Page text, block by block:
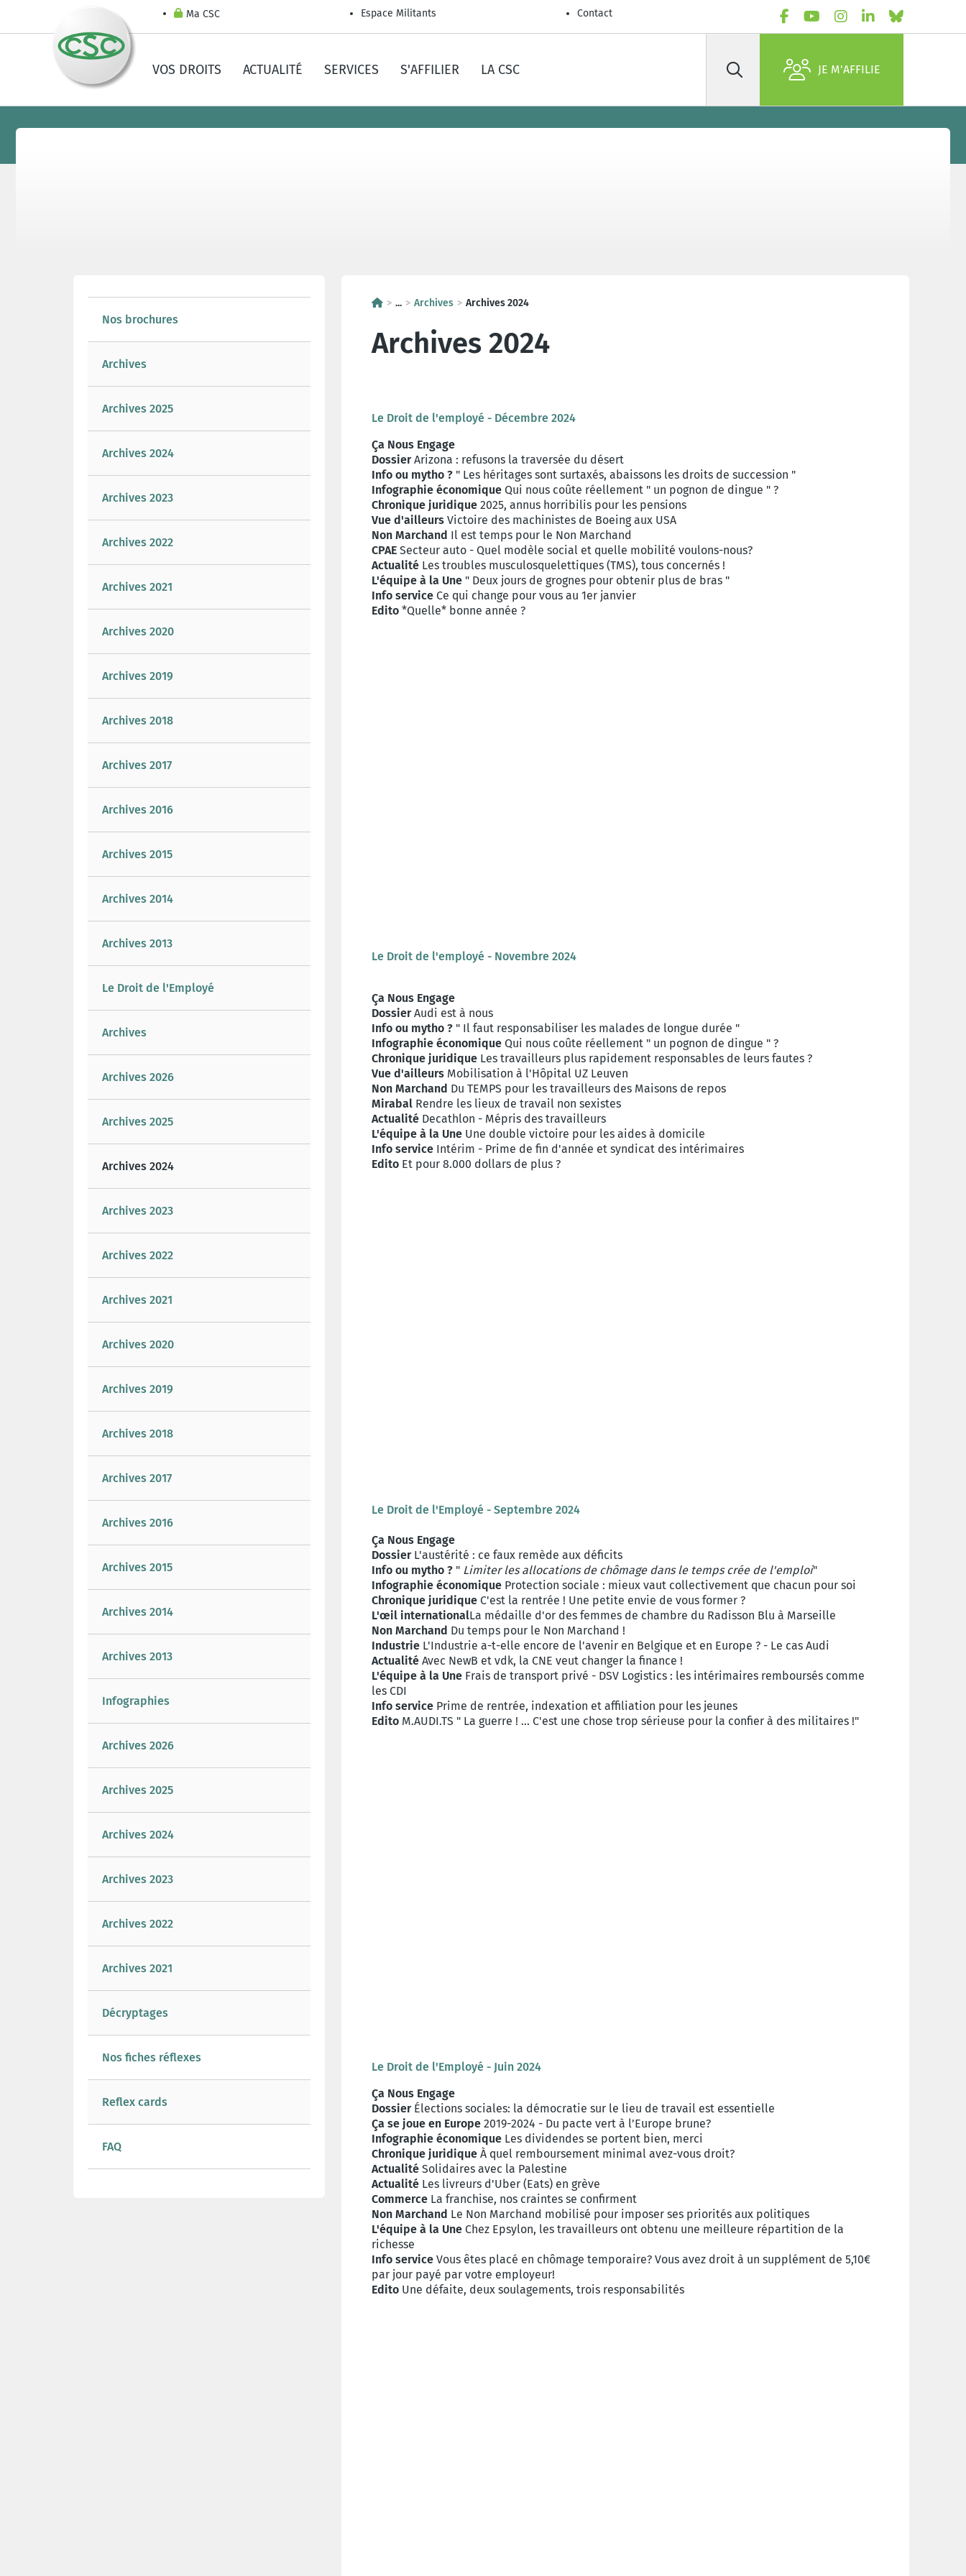
Ma CSC Espace Militants Contact
VOS DROITS ACTUALITÉ SERVICES S'AFFILIER LA CSC Rechercher JE M'AFFILIE
Nos brochures
Archives
Archives 2025
Archives 2024
Archives 2023
Archives 2022
Archives 2021
Archives 2020
Archives 2019
Archives 2018
Archives 2017
Archives 2016
Archives 2015
Archives 2014
Archives 2013
Le Droit de l'Employé
Archives
Archives 2026
Archives 2025
Archives 2024
Archives 2023
Archives 2022
Archives 2021
Archives 2020
Archives 2019
Archives 2018
Archives 2017
Archives 2016
Archives 2015
Archives 2014
Archives 2013
Infographies
Archives 2026
Archives 2025
Archives 2024
Archives 2023
Archives 2022
Archives 2021
Décryptages
Nos fiches réflexes
Reflex cards
FAQ
... Archives Archives 2024
Archives 2024
Le Droit de l'employé - Décembre 2024
Ça Nous Engage
DossierArizona : refusons la traversée du désert
Info ou mytho ? " Les héritages sont surtaxés, abaissons les droits de succession "
Infographie économique Qui nous coûte réellement " un pognon de dingue " ?
Chronique juridique 2025, annus horribilis pour les pensions
Vue d'ailleurs Victoire des machinistes de Boeing aux USA
Non Marchand Il est temps pour le Non Marchand
CPAE Secteur auto - Quel modèle social et quelle mobilité voulons-nous?
Actualité Les troubles musculosquelettiques (TMS), tous concernés !
L'équipe à la Une " Deux jours de grognes pour obtenir plus de bras "
Info service Ce qui change pour vous au 1er janvier
Edito *Quelle* bonne année ?
Le Droit de l'employé - Novembre 2024
Ça Nous Engage
DossierAudi est à nous
Info ou mytho ? " Il faut responsabiliser les malades de longue durée "
Infographie économique Qui nous coûte réellement " un pognon de dingue " ?
Chronique juridique Les travailleurs plus rapidement responsables de leurs fautes ?
Vue d'ailleurs Mobilisation à l'Hôpital UZ Leuven
Non Marchand Du TEMPS pour les travailleurs des Maisons de repos
Mirabal Rendre les lieux de travail non sexistes
Actualité Decathlon - Mépris des travailleurs
L'équipe à la Une Une double victoire pour les aides à domicile
Info service Intérim - Prime de fin d'année et syndicat des intérimaires
Edito Et pour 8.000 dollars de plus ?
Le Droit de l'Employé - Septembre 2024
Ça Nous Engage
DossierL'austérité : ce faux remède aux déficits
Info ou mytho ? " Limiter les allocations de chômage dans le temps crée de l'emploi"
Infographie économique Protection sociale : mieux vaut collectivement que chacun pour soi
Chronique juridique C'est la rentrée ! Une petite envie de vous former ?
L'œil internationalLa médaille d'or des femmes de chambre du Radisson Blu à Marseille
Non Marchand Du temps pour le Non Marchand !
Industrie L'Industrie a-t-elle encore de l'avenir en Belgique et en Europe ? - Le cas Audi
Actualité Avec NewB et vdk, la CNE veut changer la finance !
L'équipe à la Une Frais de transport privé - DSV Logistics : les intérimaires remboursés comme
les CDI
Info service Prime de rentrée, indexation et affiliation pour les jeunes
Edito M.AUDI.TS " La guerre ! ... C'est une chose trop sérieuse pour la confier à des militaires !"
Le Droit de l'Employé - Juin 2024
Ça Nous Engage
DossierÉlections sociales: la démocratie sur le lieu de travail est essentielle
Ça se joue en Europe 2019-2024 - Du pacte vert à l'Europe brune?
Infographie économique Les dividendes se portent bien, merci
Chronique juridique À quel remboursement minimal avez-vous droit?
Actualité Solidaires avec la Palestine
Actualité Les livreurs d'Uber (Eats) en grève
Commerce La franchise, nos craintes se confirment
Non Marchand Le Non Marchand mobilisé pour imposer ses priorités aux politiques
L'équipe à la Une Chez Epsylon, les travailleurs ont obtenu une meilleure répartition de la
richesse
Info service Vous êtes placé en chômage temporaire? Vous avez droit à un supplément de 5,10€
par jour payé par votre employeur!
Edito Une défaite, deux soulagements, trois responsabilités